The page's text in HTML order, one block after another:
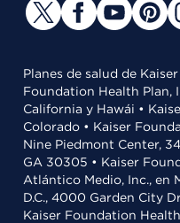
Planes de salud de
Foundation Health Plan,
California y Hawái •
Colorado • Kaiser
Nine Piedmont Center,
GA 30305 • Kaiser
Atlántico Medio, Inc., en
D.C., 4000 Garden City
Kaiser Foundation